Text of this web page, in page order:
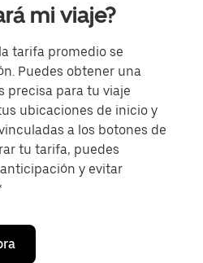
mi viaje?
tarifa promedio se
Puedes obtener una
precisa para tu viaje
ubicaciones de inicio y
a los botones de
tu tarifa, puedes
y evitar